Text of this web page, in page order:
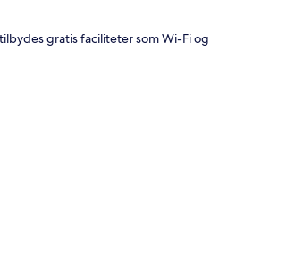
gratis faciliteter som Wi-Fi og